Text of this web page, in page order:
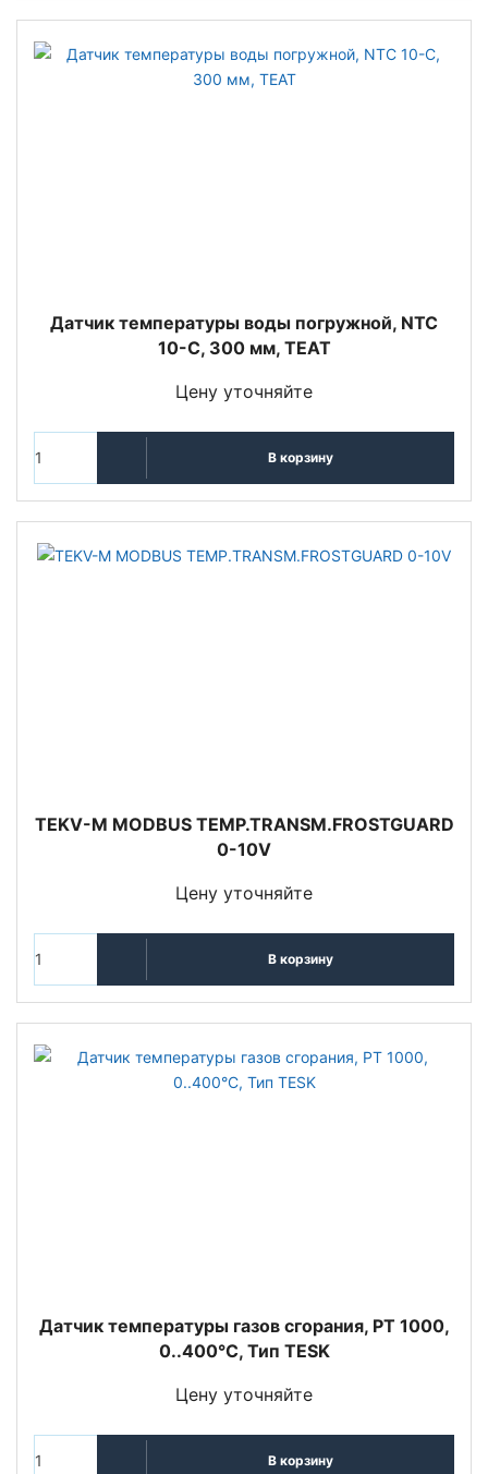
Датчик температуры воды погружной, NTC
10-С, 300 мм, TEAT
Цену уточняйте
В корзину
TEKV-M MODBUS TEMP.TRANSM.FROSTGUARD
0-10V
Цену уточняйте
В корзину
Датчик температуры газов сгорания, PT 1000,
0..400°C, Тип TESK
Цену уточняйте
В корзину